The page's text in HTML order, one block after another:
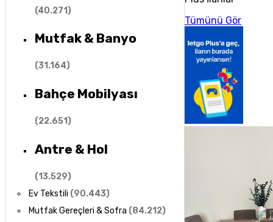
(40.271)
Mutfak & Banyo
(31.164)
Bahçe Mobilyası
(22.651)
Antre & Hol
(13.529)
Ev Tekstili (90.443)
Mutfak Gereçleri & Sofra (84.212)
Tümünü Gör